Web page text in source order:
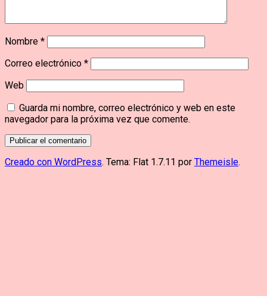
Nombre *
Correo electrónico *
Web
Guarda mi nombre, correo electrónico y web en este
navegador para la próxima vez que comente.
Creado con WordPress. Tema: Flat 1.7.11 por Themeisle.